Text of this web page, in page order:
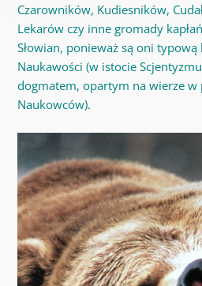
Czarowników, Kudiesników,
Lekarów czy inne gromady
Słowian, ponieważ są oni typową
Naukawości (w istocie
dogmatem, opartym na wierze w
Naukowców).